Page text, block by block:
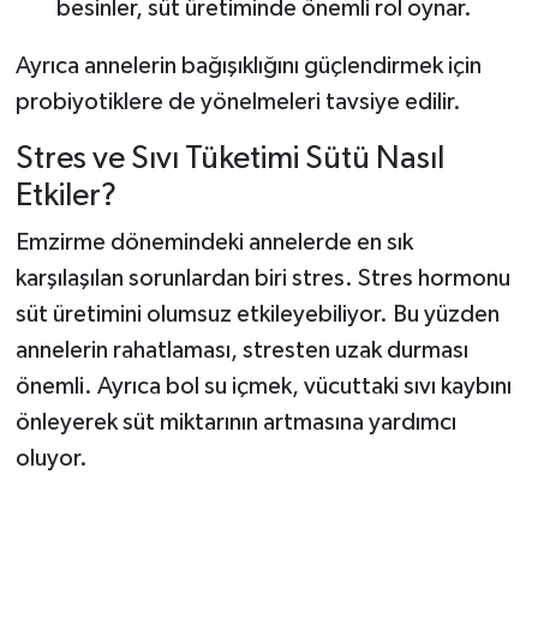
besinler, süt üretiminde önemli rol oynar.
Ayrıca annelerin bağışıklığını güçlendirmek için
probiyotiklere de yönelmeleri tavsiye edilir.
Stres ve Sıvı Tüketimi Sütü Nasıl
Etkiler?
Emzirme dönemindeki annelerde en sık
karşılaşılan sorunlardan biri stres. Stres hormonu
süt üretimini olumsuz etkileyebiliyor. Bu yüzden
annelerin rahatlaması, stresten uzak durması
önemli. Ayrıca bol su içmek, vücuttaki sıvı kaybını
önleyerek süt miktarının artmasına yardımcı
oluyor.